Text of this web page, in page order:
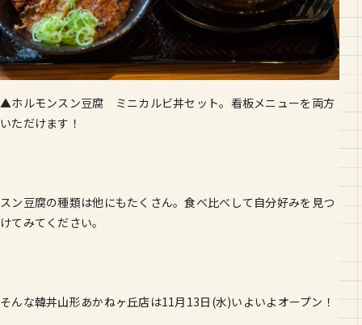
▲ホルモンスン豆腐 ミニカルビ丼セット。看板メニューを両方
いただけます！
スン豆腐の種類は他にもたくさん。食べ比べして自分好みを見つ
けてみてください。
そんな韓丼山形あかねヶ丘店は11月13日(水)いよいよオープン！